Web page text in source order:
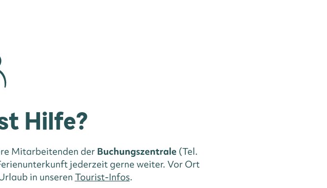
Hilfe?
Mitarbeitenden der Buchungszentrale (Tel.
jederzeit gerne weiter. Vor Ort
in unseren Tourist-Infos.